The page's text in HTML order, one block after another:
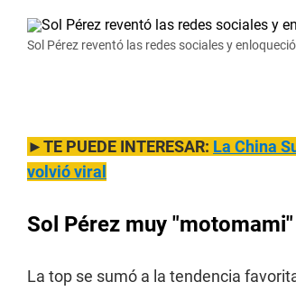
Sol Pérez reventó las redes sociales y
►TE PUEDE INTERESAR: La China
volvió viral
Sol Pérez muy "motomami"
La top se sumó a la tendencia